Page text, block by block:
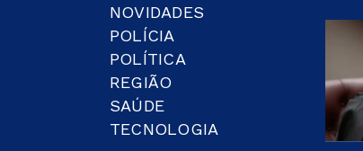
NOVIDADES
POLÍCIA
POLÍTICA
REGIÃO
SAÚDE
TECNOLOGIA